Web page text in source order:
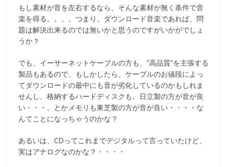
もし素材が音を左右するなら、そんな素材が無く条件で音
楽を得る。。。。つまり、ダウンロード音楽であれば、問
題は解決出来るのでは無いかと思うのですがいかがでしょ
うか？
でも、イーサーネットケーブルの方も、”高品質”を主張する
製品もあるので、もしかしたら、ケーブルのお値段によっ
てダウンロードの最中にも音が劣化しているのかもしれま
せんし、格納するハードディスクも、日立製の方が音が良
い・・・、とかメモリも東芝製の方が音が良い・・・・な
んてことになっちゃうのかな？
あるいは、CDってこれまでデジタルって言っていたけど、
実はアナログなのかな？・・・・